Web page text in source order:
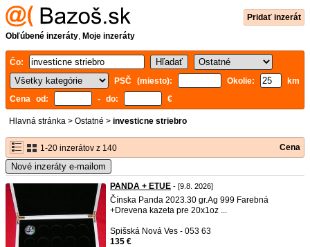
Pridať inzerát
Obľúbené inzeráty, Moje inzeráty
Čo:
PSČ (miesto):
Okolie:
km
Cena od:
- do: €
Hlavná stránka > Ostatné > investicne striebro
1-20 inzerátov z 140 Cena
Nové inzeráty e-mailom
PANDA + ETUE - [9.8. 2026]
Čínska Panda 2023.30 gr.Ag 999 Farebná
+Drevena kazeta pre 20x1oz ...
Spišská Nová Ves - 053 63
135 €